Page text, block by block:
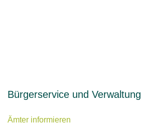
Bürgerservice und Verwaltung
Ämter informieren